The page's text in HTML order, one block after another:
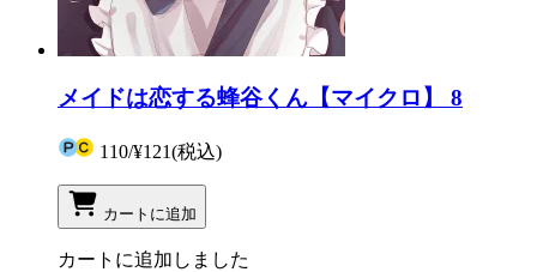
メイドは恋する蜂谷くん【マイクロ】 8
110/¥121(税込)
カートに追加
カートに追加しました